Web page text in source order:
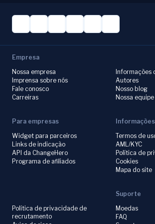
Empresa
Nossa empresa
Imprensa sobre nós
Fale conosco
Carreiras
Informações
Autores
Nosso blog
Nossa equipe
Para empresas
Widget para parceiros
Links de indicação
API da ChangeHero
Programa de afiliados
Termos de
AML/KYC
Política de
Cookies
Mapa do site
Política de privacidade de
recrutamento
Suporte
Moedas
FAQ